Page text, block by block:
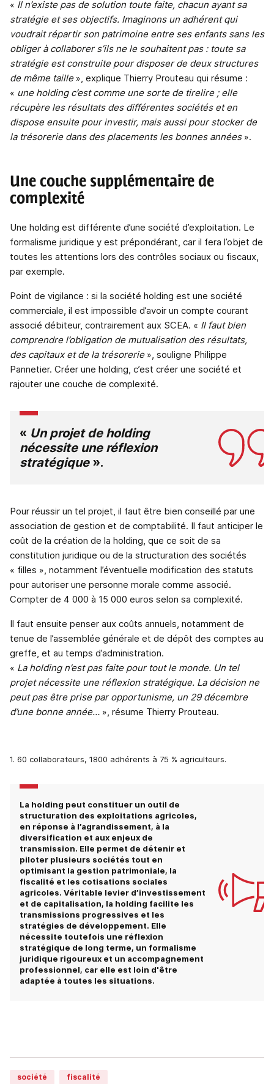
« Il n’existe pas de solution toute faite, chacun ayant sa
stratégie et ses objectifs. Imaginons un adhérent qui
voudrait répartir son patrimoine entre ses enfants sans les
obliger à collaborer s’ils ne le souhaitent pas : toute sa
stratégie est construite pour disposer de deux structures
de même taille», explique Thierry Prouteau qui résume :
« une holding c’est comme une sorte de tirelire ; elle
récupère les résultats des différentes sociétés et en
dispose ensuite pour investir, mais aussi pour stocker de
la trésorerie dans des placements les bonnes années».
Une couche supplémentaire de
complexité
Une holding est différente d’une société d’exploitation. Le
formalisme juridique y est prépondérant, car il fera l’objet de
toutes les attentions lors des contrôles sociaux ou fiscaux,
par exemple.
Point de vigilance : si la société holding est une société
commerciale, il est impossible d’avoir un compte courant
associé débiteur, contrairement aux SCEA. « Il faut bien
comprendre l’obligation de mutualisation des résultats,
des capitaux et de la trésorerie», souligne Philippe
Pannetier. Créer une holding, c’est créer une société et
rajouter une couche de complexité.
« Un projet de holding
nécessite une réflexion
stratégique ».
Pour réussir un tel projet, il faut être bien conseillé par une
association de gestion et de comptabilité. Il faut anticiper le
coût de la création de la holding, que ce soit de sa
constitution juridique ou de la structuration des sociétés
« filles », notamment l’éventuelle modification des statuts
pour autoriser une personne morale comme associé.
Compter de 4 000 à 15 000 euros selon sa complexité.
Il faut ensuite penser aux coûts annuels, notamment de
tenue de l’assemblée générale et de dépôt des comptes au
greffe, et au temps d’administration.
« La holding n’est pas faite pour tout le monde. Un tel
projet nécessite une réflexion stratégique. La décision ne
peut pas être prise par opportunisme, un 29 décembre
d’une bonne année… », résume Thierry Prouteau.
1. 60 collaborateurs, 1800 adhérents à 75 % agriculteurs.
La holding peut constituer un outil de
structuration des exploitations agricoles,
en réponse à l’agrandissement, à la
diversification et aux enjeux de
transmission. Elle permet de détenir et
piloter plusieurs sociétés tout en
optimisant la gestion patrimoniale, la
fiscalité et les cotisations sociales
agricoles. Véritable levier d’investissement
et de capitalisation, la holding facilite les
transmissions progressives et les
stratégies de développement. Elle
nécessite toutefois une réflexion
stratégique de long terme, un formalisme
juridique rigoureux et un accompagnement
professionnel, car elle est loin d'être
adaptée à toutes les situations.
société fiscalité